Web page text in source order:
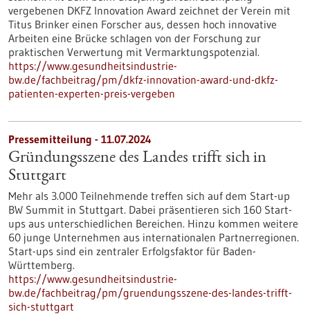
vergebenen DKFZ Innovation Award zeichnet der Verein mit
Titus Brinker einen Forscher aus, dessen hoch innovative
Arbeiten eine Brücke schlagen von der Forschung zur
praktischen Verwertung mit Vermarktungspotenzial.
https://www.gesundheitsindustrie-
bw.de/fachbeitrag/pm/dkfz-innovation-award-und-dkfz-
patienten-experten-preis-vergeben
Pressemitteilung - 11.07.2024
Gründungsszene des Landes trifft sich in
Stuttgart
Mehr als 3.000 Teilnehmende treffen sich auf dem Start-up
BW Summit in Stuttgart. Dabei präsentieren sich 160 Start-
ups aus unterschiedlichen Bereichen. Hinzu kommen weitere
60 junge Unternehmen aus internationalen Partnerregionen.
Start-ups sind ein zentraler Erfolgsfaktor für Baden-
Württemberg.
https://www.gesundheitsindustrie-
bw.de/fachbeitrag/pm/gruendungsszene-des-landes-trifft-
sich-stuttgart